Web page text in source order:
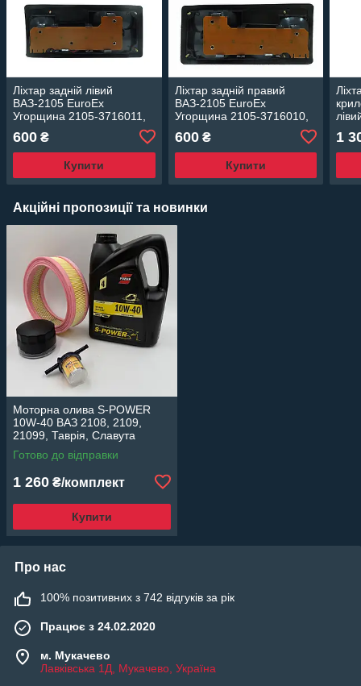
Ліхтар задній лівий
ВАЗ-2105 EuroEx
Угорщина 2105-3716011,
600 ₴
Купити
Ліхтар задній правий
ВАЗ-2105 EuroEx
Угорщина 2105-3716010,
600₴
Купити
1
Акційні пропозиції та новинки
Моторна олива S-POWER
10W-40 ВАЗ 2108, 2109,
21099, Таврія, Славута
карбюратор комплект фільтр
масляний, повітряний,
Готово до відправки
1 260 ₴/комплект
Купити
Про нас
100% позитивних з 742 відгуків за рік
Працює з 24.02.2020
м. Мукачево
Лавківська 1Д, Мукачево, Україна